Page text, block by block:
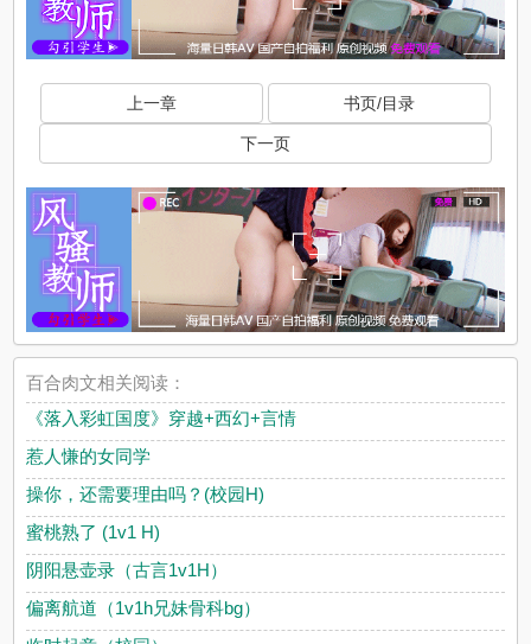
上一章 书页/目录
下一页
百合肉文相关阅读：
《落入彩虹国度》穿越+西幻+言情
惹人慊的女同学
操你，还需要理由吗？(校园H)
蜜桃熟了 (1v1 H)
阴阳悬壶录（古言1v1H）
偏离航道（1v1h兄妹骨科bg）